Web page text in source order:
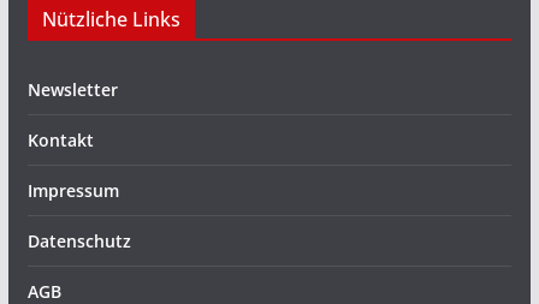
Nützliche Links
Newsletter
Kontakt
Impressum
Datenschutz
AGB